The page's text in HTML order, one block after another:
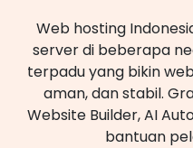
Web hosting
server di beberapa
terpadu yang bikin
aman, dan stabil.
Website Builder, AI
bantuan